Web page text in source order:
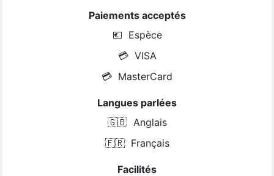
Paiements acceptés
💶 Espèce
💳 VISA
💳 MasterCard
Langues parlées
🇬🇧 Anglais
🇫🇷 Français
Facilités